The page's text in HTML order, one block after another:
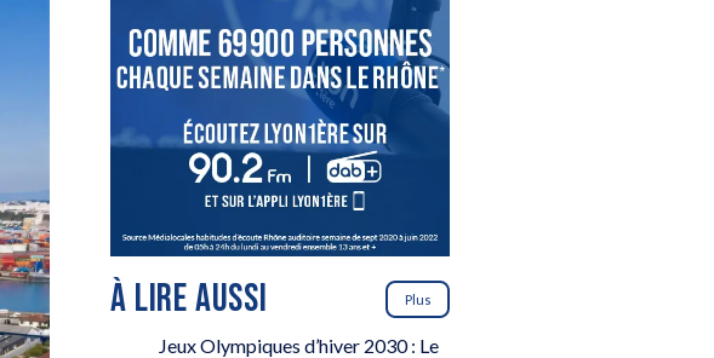
À LIRE AUSSI Plus
Jeux Olympiques d’hiver 2030 : Le